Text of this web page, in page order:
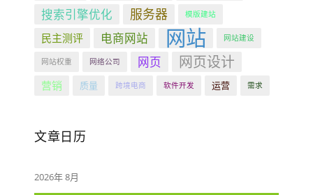
搜索引擎优化 服务器 模版建站
民主测评 电商网站 网站 网站建设
网站权重 网络公司 网页 网页设计
营销 质量 跨境电商 软件开发 运营 需求
文章日历
2026年 8月